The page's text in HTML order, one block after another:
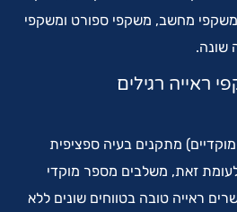
מחשב, משקפי ספורט ומשקפי
שונה.
ראייה רגילים
מתקנים בעיה ספציפית
זאת, משלבים מספר מוקדי
ראייה טובה בטווחים שונים ללא